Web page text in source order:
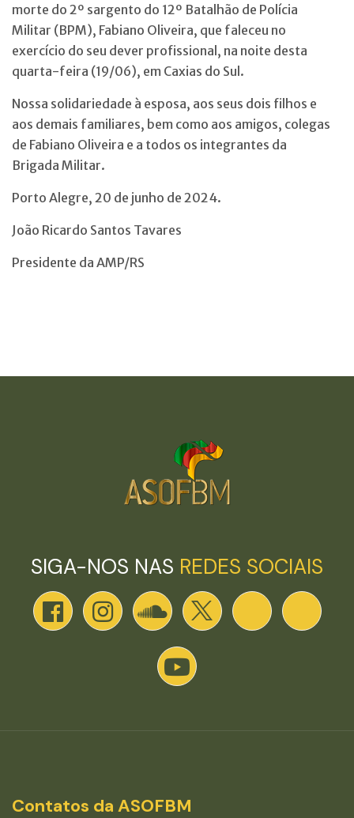
morte do 2º sargento do 12º Batalhão de Polícia
Militar (BPM), Fabiano Oliveira, que faleceu no
exercício do seu dever profissional, na noite desta
quarta-feira (19/06), em Caxias do Sul.
Nossa solidariedade à esposa, aos seus dois filhos e
aos demais familiares, bem como aos amigos, colegas
de Fabiano Oliveira e a todos os integrantes da
Brigada Militar.
Porto Alegre, 20 de junho de 2024.
João Ricardo Santos Tavares
Presidente da AMP/RS
SIGA-NOS NAS REDES SOCIAIS
Contatos da ASOFBM